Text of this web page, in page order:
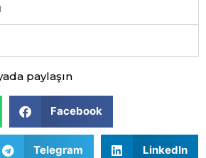
paylaşın
Facebook
Telegram LinkedIn